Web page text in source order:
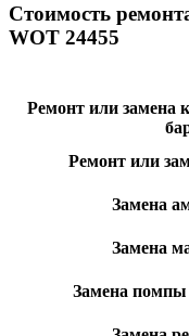
Стоимость
WOT 24455
Ремонт или замена
Ремонт или
Замена
Замена
Замена помпы